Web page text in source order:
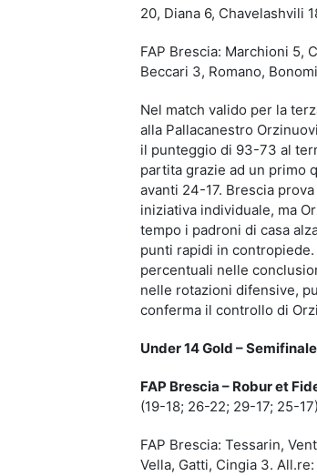
20, Diana 6, Chavelashvili
FAP Brescia: Marchioni 5,
Beccari 3, Romano,
Nel match valido per la
alla Pallacanestro
il punteggio di 93-73 al
partita grazie ad un primo
avanti 24-17. Brescia
iniziativa individuale, ma
tempo i padroni di casa
punti rapidi in
percentuali nelle
nelle rotazioni difensive,
conferma il controllo di
Under 14 Gold –
FAP Brescia – Robur et
(19-18; 26-22; 29-17; 25-17)
FAP Brescia: Tessarin,
Vella, Gatti, Cingia 3.